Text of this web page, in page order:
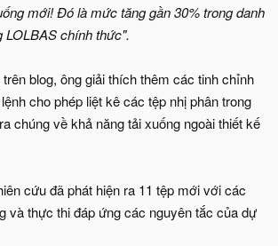
mới! Đó là mức tăng gần 30% trong danh
LOLBAS chính thức".
blog, ông giải thích thêm các tinh chỉnh
cho phép liệt kê các tệp nhị phân trong
chúng về khả năng tải xuống ngoài thiết kế
cứu đã phát hiện ra 11 tệp mới với các
và thực thi đáp ứng các nguyên tắc của dự